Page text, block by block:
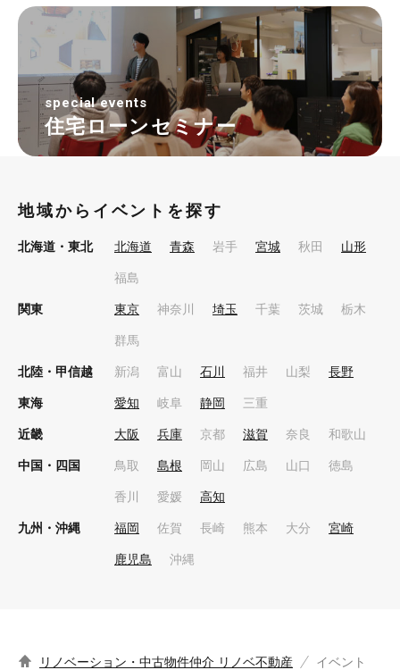
special events
住宅ローンセミナー
地域からイベントを探す
北海道・東北 北海道 青森 岩手 宮城 秋田 山形
福島
関東 東京 神奈川 埼玉 千葉 茨城 栃木
群馬
北陸・甲信越 新潟 富山 石川 福井 山梨 長野
東海 愛知 岐阜 静岡 三重
近畿 大阪 兵庫 京都 滋賀 奈良 和歌山
中国・四国 鳥取 島根 岡山 広島 山口 徳島
香川 愛媛 高知
九州・沖縄 福岡 佐賀 長崎 熊本 大分 宮崎
鹿児島 沖縄
リノベーション・中古物件仲介 リノベ不動産 イベント